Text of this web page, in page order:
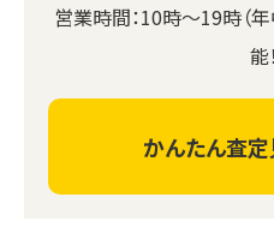
営業時間：10時～19時（
能
かんたん査